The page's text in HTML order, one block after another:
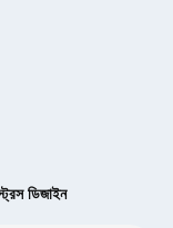
ডিজাইন